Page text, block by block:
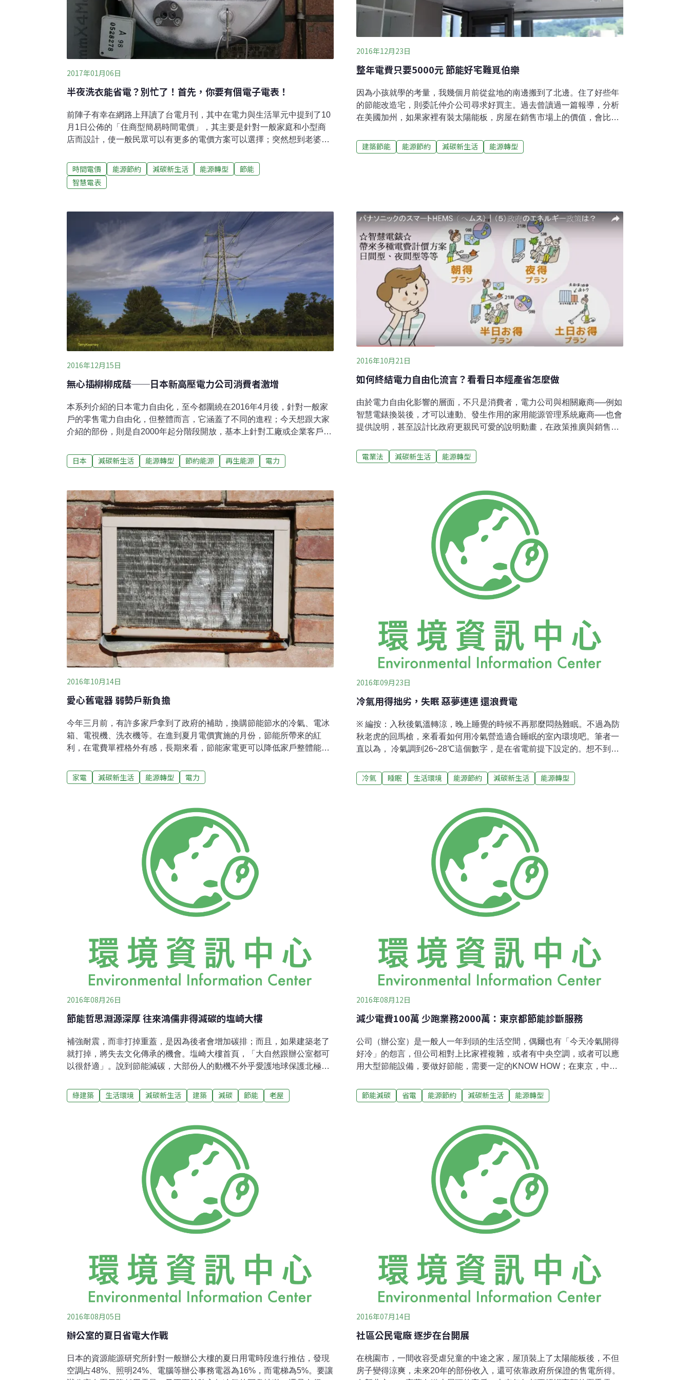
2017年01月06日
半夜洗衣能省電？別忙了！首先，你要有個電子電表！
前陣子有幸在網路上拜讀了台電月刊，其中在電力與生活單元中提到了10
月1日公佈的「住商型簡易時間電價」，其主要是針對一般家庭和小型商
店而設計，使一般民眾可以有更多的電價方案可以選擇；突然想到老婆大
服、吹冷氣」，意即利用電價離峰時間用電等文，身為廣大貧苦能源用戶
如我，決定試算一下自家的最佳經濟效益，亦期能與大家分享之。細查台
電公司官網後了解，一般住宅用戶的電價計算方式確實已有「時間電價」
起來，主要還是發電成本的考量，時間電價的誕生則是為了藉由調節用戶
端電力需求量方式，改善電力系統的負載型態，提升電力機組的運轉效
率，以達到降低電力系統總發電成本之目的。這樣的說明或許很難讓人理
解，舉例汽車達人龐德哥說過：踩油門時不要急踩急煞，保持各檔位處於
引擎最佳效率轉速，約2,000
時間電價 能源節約 減碳新生活 能源轉型
節能
智慧電表
2016年12月23日
整年電費只要5000元 節能好宅難覓伯樂
因為小孩就學的考量，我幾個月前從盆地的南邊搬到了北邊。住了好些年
的節能改造宅，則委託仲介公司尋求好買主。過去曾讀過一篇報導，分析
在美國加州，如果家裡有裝太陽能板，房屋在銷售市場上的價值，會比家
熱泵熱水器、全熱交換機、洗衣回收水系統、直流變頻換氣扇、LED節能
燈泡、Low-E玻璃等，相關節能設備零零總總也接近十項，心想應該可以
情也與實價登錄相差不遠。只不過許多潛在的買主，在看了這些節能設備
後，竟都異口同聲的要求，希望我能在交屋前把這些節能設備搬走，並把
管線都恢復到改造前原樣
建築節能 能源節約 減碳新生活 能源轉型
2016年12月15日
無心插柳柳成蔭──日本新高壓電力公司消費者激增
本系列介紹的日本電力自由化，至今都圍繞在2016年4月後，針對一般家
戶的零售電力自由化，但整體而言，它涵蓋了不同的進程；今天想跟大家
介紹的部份，則是自2000年起分階段開放，基本上針對工廠或企業客戶
（契約電力2000千瓦以上）市場。高壓電力這個名詞，在台灣有時會出現
在電力討論裡。例如，在談到工業用電定價時會解釋到，它所使用的高壓
友在討論團購電力的可能性時也會提到，「如果是家戶團購高壓電力的
話，還有變電所等技術上的問題要解決。」
日本 減碳新生活 能源轉型 節約能源 再生能源 電力
2016年10月21日
如何終結電力自由化流言？看看日本經產省怎麼做
由於電力自由化影響的層面，不只是消費者，電力公司與相關廠商──例如
智慧電錶換裝後，才可以連動、發生作用的家用能源管理系統廠商──也會
提供說明，甚至設計比政府更親民可愛的說明動畫，在政策推廣與銷售利
由化，政府也少不了說明解釋的工作，為此日本經產省（類似台灣的經濟
部）設有專門網頁，提供基本名詞解釋、常見問答等資訊，供民眾利用。
電業法 減碳新生活 能源轉型
2016年10月14日
愛心舊電器 弱勢戶新負擔
今年三月前，有許多家戶拿到了政府的補助，換購節能節水的冷氣、電冰
箱、電視機、洗衣機等。在進到夏月電價實施的月份，節能所帶來的紅
利，在電費單裡格外有感，長期來看，節能家電更可以降低家戶整體能源
反而因為民眾的「愛心」，被打了折扣。因為許多換下來的耗能家電，並
沒有進到家電回收體系內，而是捐進了弱勢家庭裡；結果是耗能產品繼續
算。新竹家扶中心沈俊賢主任，對此現象就相當有感觸，他曾看過有受扶
助的家庭，家裡的面積並不大，卻裝了一台可能是小吃店才需要的大冷
氣。他細究之下，原來是有店家淘汰舊冷氣後，覺得冷氣還能用，就捐給
弱勢的家庭，沒有思考到後續的電費問題，反加重弱勢家庭的負擔。沈俊
賢說，有愛心是好事，但如果政府的補助，不能讓耗能的產品從家戶消
失，而是轉換到弱勢的家庭裡，繼續以效率
家電 減碳新生活 能源轉型 電力
2016年09月23日
冷氣用得拙劣，失眠 惡夢連連 還浪費電
※ 編按：入秋後氣溫轉涼，晚上睡覺的時候不再那麼悶熱難眠。不過為防
秋老虎的回馬槍，來看看如何用冷氣營造適合睡眠的室內環境吧。筆者一
直以為， 冷氣調到26~28℃這個數字，是在省電前提下設定的。想不到，
CC BY-NC 2.0夏日炎炎，台灣日前出現第一起中暑死亡案例。日本更是新
聞連連，單單7月31日一天就有5位70~80歲老人死亡，連壯年或青少年也
加裝冷氣、大開冷氣也不意外。儘管熱過頭會死人，但很少人注意到，溫
度低，也可能會生病。夏夜炎炎不好眠，為了讓大家好睡，避免低溫影響
到身體健康，日本大金空調官網，視個人對冷氣需求的喜好而定，提供幾
種吹冷氣的方法，讓你快快睡又自然醒。就節能觀點來說，即便是其中冷
氣吹最久的一種，恐怕還比不少人的使用方式來得節能喔。
冷氣 睡眠 生活環境 能源節約 減碳新生活 能源轉型
2016年08月26日
節能哲思淵源深厚 往來鴻儒非得減碳的塩崎大樓
補強耐震，而非打掉重蓋，是因為後者會增加碳排；而且，如果建築老了
就打掉，將失去文化傳承的機會。塩崎大樓首頁，「大自然跟辦公室都可
以很舒適」。說到節能減碳，大部份人的動機不外乎愛護地球保護北極熊
案；而在上一回介紹的東京都中小企業節能診斷的案例裡，位於東京都千
代田區的塩崎大樓（樓層出租）業主塚本玲子女士，在被問到該大樓為何
中，是塚本玲子女士考慮生態環境的第一層背景；而身為漢醫的祖父，在
飲食與日常生活中對大自然的重視，也成為她思想的養分；加上老公出身
130年歷史之久的酒莊，從事依賴自然資源的工作，讓她再添一份愛惜自
然的動機，難怪，在被問到如何做好大樓節能的時候，她會說：「比起數
據或方法，企業理念跟價值觀的影響更大。」
綠建築 生活環境 減碳新生活 建築 減碳 節能 老屋
2016年08月12日
減少電費100萬 少跑業務2000萬：東京都節能診斷服務
公司（辦公室）是一般人一年到頭的生活空間，偶爾也有「今天冷氣開得
好冷」的怨言，但公司相對上比家裡複雜，或者有中央空調，或者可以應
用大型節能設備，要做好節能，需要一定的KNOW HOW；在東京，中小
府旗下財團法人（本文以「COOL NET 東京」為例）提供節能診斷服務，
派出專家到府服務，提出節能提案與建議。不管雇主想要減少支出（電費
或者有沒有節能的餘裕等等，都可以跟這些法人洽詢，申請專家到府診
斷，且前後服務都是免費！這些專家不但有能源管理士、技術士等相關資
格，還有豐富的節能診斷經驗（服務件數達3000件），水準不在話下。
節能減碳 省電 能源節約 減碳新生活 能源轉型
2016年08月05日
辦公室的夏日省電大作戰
日本的資源能源研究所針對一般辦公大樓的夏日用電時段進行推估，發現
空調占48%、照明24%、電腦等辦公事務電器為16%，而電梯為5%。要讓
2016年07月14日
社區公民電廠 逐步在台開展
在桃園市，一間收容受虐兒童的中途之家，屋頂裝上了太陽能板後，不但
房子變得涼爽，未來20年的部份收入，還可依靠政府所保證的售電所得。